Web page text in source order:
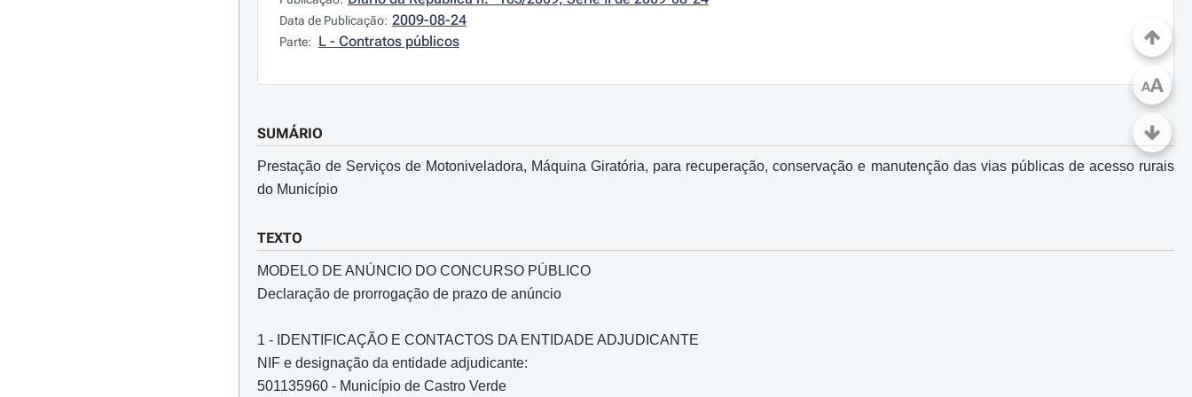
Data de Publicação: 2009-08-24
Parte: L - Contratos públicos
SUMÁRIO
Prestação de Serviços de Motoniveladora, Máquina Giratória, para recuperação, conservação e manutenção das vias públicas de acesso rurais
do Município
TEXTO
MODELO DE ANÚNCIO DO CONCURSO PÚBLICO
Declaração de prorrogação de prazo de anúncio
1 - IDENTIFICAÇÃO E CONTACTOS DA ENTIDADE ADJUDICANTE
NIF e designação da entidade adjudicante:
501135960 - Município de Castro Verde
AA